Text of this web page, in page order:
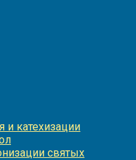
и катехизации
святых